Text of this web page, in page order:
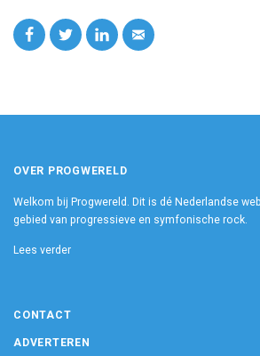
OVER PROGWERELD
Welkom bij Progwereld. Dit is dé Nederlandse
gebied van progressieve en symfonische rock.
Lees verder
CONTACT
ADVERTEREN